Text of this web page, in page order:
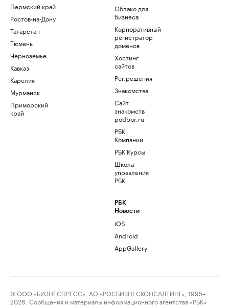
Пермский край
Ростов-на-Дону
Татарстан
Тюмень
Черноземье
Кавказ
Карелия
Мурманск
Приморский
край
Облако для
бизнеса
Корпоративный
регистратор
доменов
Хостинг
сайтов
Рег.решения
Знакомства
Сайт
знакомств
podbor.ru
РБК
Компании
РБК Курсы
Школа
управления
РБК
РБК
Новости
iOS
Android
AppGallery
© ООО «БИЗНЕСПРЕСС», АО «РОСБИЗНЕСКОНСАЛТИНГ», 1995–
2026. Сообщения и материалы информационного агентства «РБК»